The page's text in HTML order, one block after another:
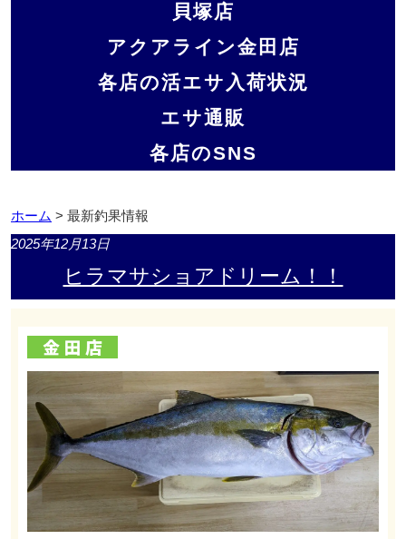
貝塚店
アクアライン金田店
各店の活エサ入荷状況
エサ通販
各店のSNS
ホーム > 最新釣果情報
2025年12月13日
ヒラマサショアドリーム！！